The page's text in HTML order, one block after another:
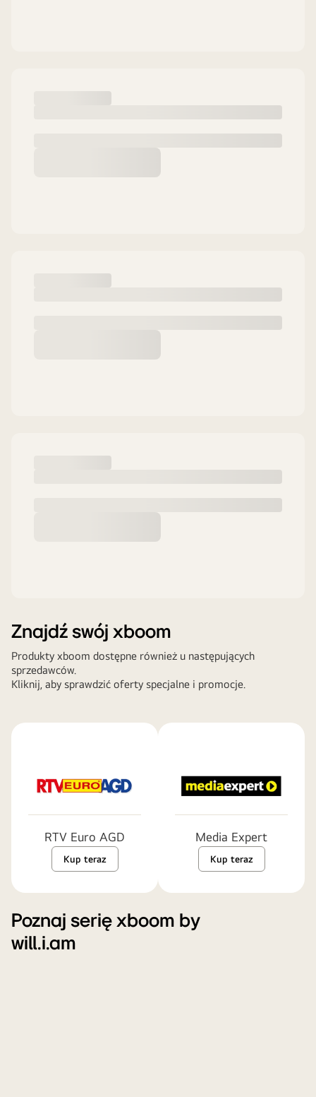
Znajdź swój xboom
Produkty xboom dostępne również u następujących
sprzedawców.
Kliknij, aby sprawdzić oferty specjalne i promocje.
RTV Euro AGD
Kup teraz
Media Expert
Kup teraz
Poznaj serię xboom by
will.i.am